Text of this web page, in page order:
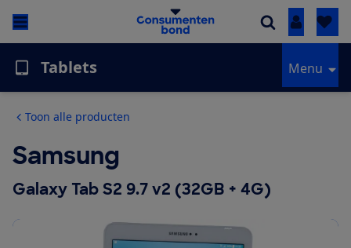
Inloggen
Tablets Menu
Toon alle producten
Samsung
Galaxy Tab S2 9.7 v2 (32GB + 4G)